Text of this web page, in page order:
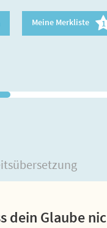
Meine Merkliste 1
dein Glaube